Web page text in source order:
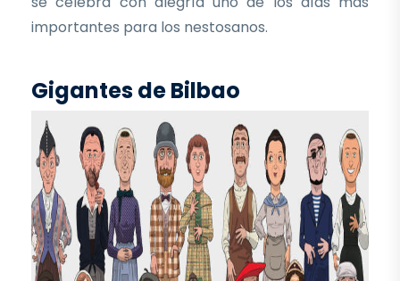
importantes para los nestosanos.
Gigantes de Bilbao